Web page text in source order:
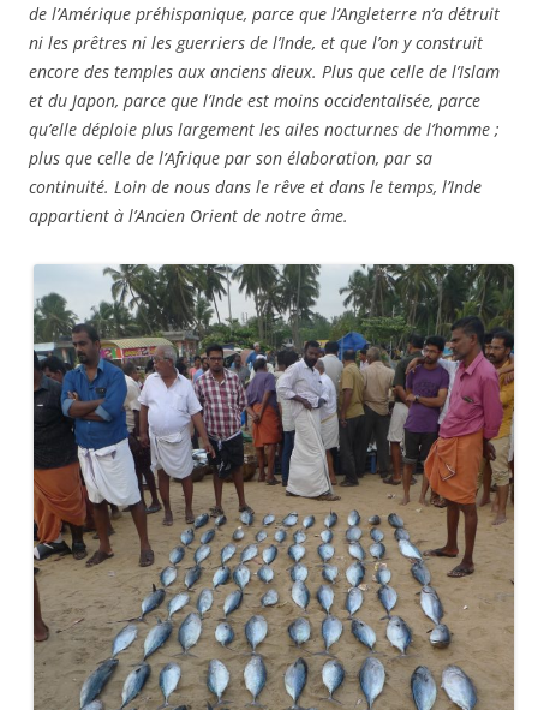
de l’Amérique préhispanique, parce que l’Angleterre n’a détruit
ni les prêtres ni les guerriers de l’Inde, et que l’on y construit
encore des temples aux anciens dieux. Plus que celle de l’Islam
et du Japon, parce que l’Inde est moins occidentalisée, parce
qu’elle déploie plus largement les ailes nocturnes de l’homme ;
plus que celle de l’Afrique par son élaboration, par sa
continuité. Loin de nous dans le rêve et dans le temps, l’Inde
appartient à l’Ancien Orient de notre âme.